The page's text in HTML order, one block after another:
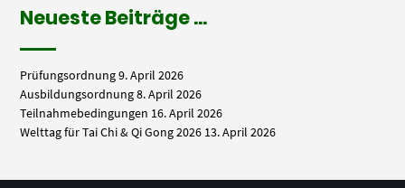
Neueste Beiträge …
Prüfungsordnung9. April 2026
Ausbildungsordnung8. April 2026
Teilnahmebedingungen 16. April 2026
Welttag für Tai Chi & Qi Gong 2026 13. April 2026